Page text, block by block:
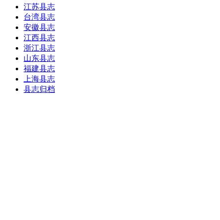
江苏县志
台湾县志
安徽县志
江西县志
浙江县志
山东县志
福建县志
上海县志
县志归档